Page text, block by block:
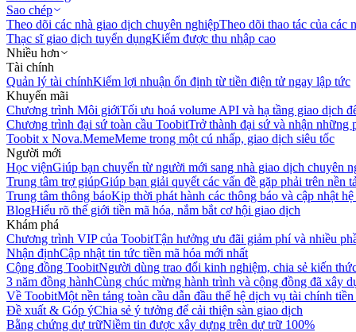
Sao chép
Theo dõi các nhà giao dịch chuyên nghiệpTheo dõi thao tác của các
Thạc sĩ giao dịch tuyển dụngKiếm được thu nhập cao
Nhiều hơn
Tài chính
Quản lý tài chínhKiếm lợi nhuận ổn định từ tiền điện tử ngay lập tức
Khuyến mãi
Chương trình Môi giớiTối ưu hoá volume API và hạ tầng giao dịch
Chương trình đại sứ toàn cầu ToobitTrở thành đại sứ và nhận những
Toobit x Nova.MemeMeme trong một cú nhấp, giao dịch siêu tốc
Người mới
Học việnGiúp bạn chuyển từ người mới sang nhà giao dịch chuyên
Trung tâm trợ giúpGiúp bạn giải quyết các vấn đề gặp phải trên nền
Trung tâm thông báoKịp thời phát hành các thông báo và cập nhật
BlogHiểu rõ thế giới tiền mã hóa, nắm bắt cơ hội giao dịch
Khám phá
Chương trình VIP của ToobitTận hưởng ưu đãi giảm phí và nhiều
Nhận địnhCập nhật tin tức tiền mã hóa mới nhất
Cộng đồng ToobitNgười dùng trao đổi kinh nghiệm, chia sẻ kiến
3 năm đồng hànhCùng chúc mừng hành trình và cộng đồng đã xây
Về ToobitMột nền tảng toàn cầu dẫn đầu thế hệ dịch vụ tài chính
Đề xuất & Góp ýChia sẻ ý tưởng để cải thiện sàn giao dịch
Bằng chứng dự trữNiềm tin được xây dựng trên dự trữ 100%